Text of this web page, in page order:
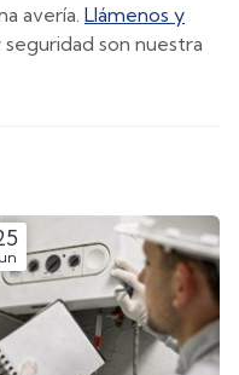
avería. Llámenos y
seguridad son nuestra